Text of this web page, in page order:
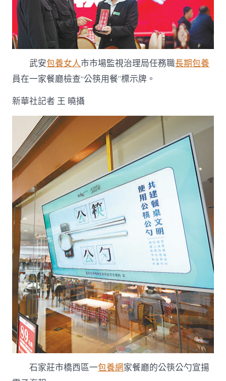
新
風
氣
_
中
戶
－
國
度
成
長
門
戶〉
中
武安包養女人市市場監視治理局任務職長期包養
員在一家餐廳檢查“公筷用餐”標示牌。
新華社記者 王 曉攝
石家莊市橋西區一包養網家餐廳的公筷公勺宣揚